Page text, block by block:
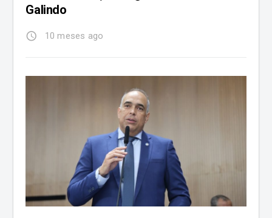
Galindo
access_time 10 meses ago